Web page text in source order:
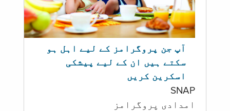
آپ جن پروگرامز کے لیے اہل ہو
سکتے ہیں ان کے لیے پیشکی
اسکرین کریں
SNAP
امدادی پروگرامز